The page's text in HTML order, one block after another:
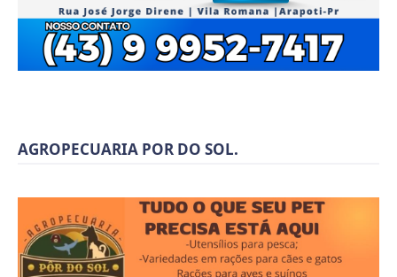
AGROPECUARIA POR DO SOL.